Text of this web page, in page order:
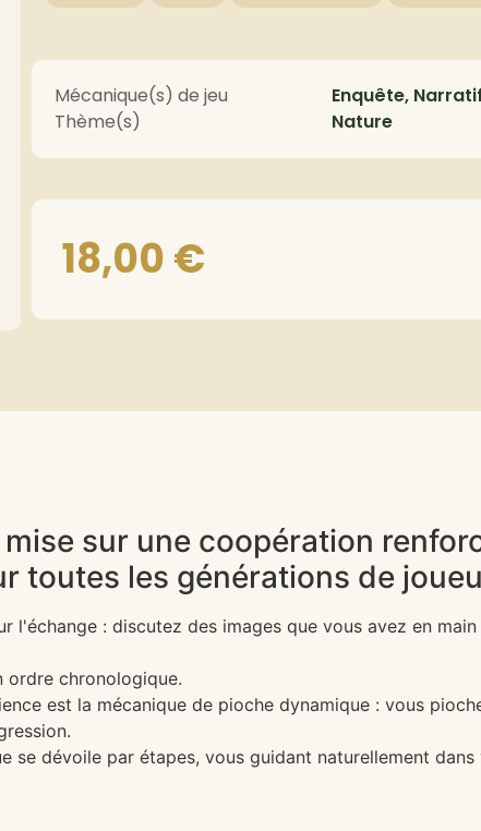
Mécanique(s) de jeu
Enquête,
Thème(s)
Nature
18,00€
sur une coopération
toutes les générations de
: discutez des images que vous avez en main
chronologique.
est la mécanique de pioche dynamique : vous
se dévoile par étapes, vous guidant naturellement